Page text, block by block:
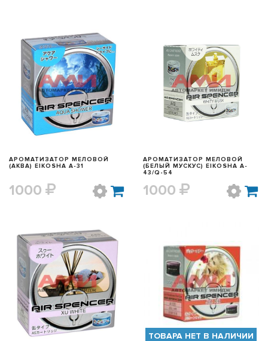
БЫСТРЫЙ ПРОСМОТР
АРОМАТИЗАТОР МЕЛОВОЙ
(АКВА) EIKOSHA A-31
1000
БЫСТРЫЙ ПРОСМОТР
АРОМАТИЗАТОР МЕЛОВОЙ
(БЕЛЫЙ МУСКУС) EIKOSHA A-
43/Q-54
1000
БЫСТРЫЙ ПРОСМОТР БЫСТРЫЙ ПРОСМОТР
ТОВАРА НЕТ В НАЛИЧИИ